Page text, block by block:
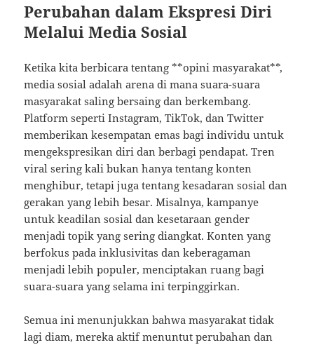
Perubahan dalam Ekspresi Diri
Melalui Media Sosial
Ketika kita berbicara tentang **opini masyarakat**,
media sosial adalah arena di mana suara-suara
masyarakat saling bersaing dan berkembang.
Platform seperti Instagram, TikTok, dan Twitter
memberikan kesempatan emas bagi individu untuk
mengekspresikan diri dan berbagi pendapat. Tren
viral sering kali bukan hanya tentang konten
menghibur, tetapi juga tentang kesadaran sosial dan
gerakan yang lebih besar. Misalnya, kampanye
untuk keadilan sosial dan kesetaraan gender
menjadi topik yang sering diangkat. Konten yang
berfokus pada inklusivitas dan keberagaman
menjadi lebih populer, menciptakan ruang bagi
suara-suara yang selama ini terpinggirkan.
Semua ini menunjukkan bahwa masyarakat tidak
lagi diam, mereka aktif menuntut perubahan dan